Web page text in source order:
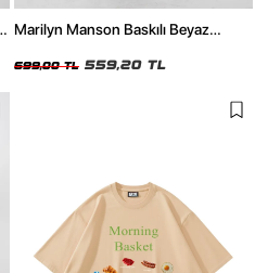
Marilyn Manson Baskılı Beyaz
699,00 TL 559,20 TL